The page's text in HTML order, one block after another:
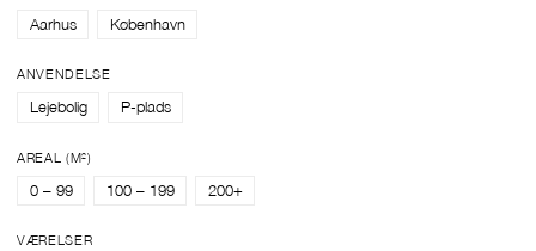
Aarhus København
ANVENDELSE
Lejebolig P-plads
AREAL (M²)
0 – 99 100 – 199 200+
VÆRELSER